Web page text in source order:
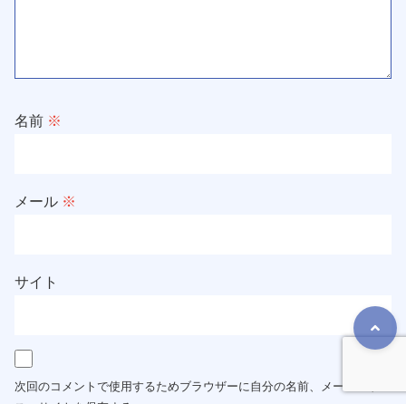
名前 ※
メール ※
サイト
次回のコメントで使用するためブラウザーに自分の名前、メールアドレ